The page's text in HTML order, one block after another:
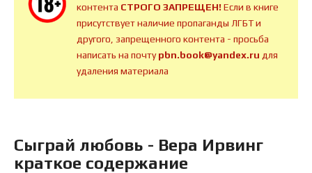
контента СТРОГО ЗАПРЕЩЕН!Если в книге
присутствует наличие пропаганды ЛГБТ и
другого, запрещенного контента - просьба
написать на почтуpbn.book@yandex.ru для
удаления материала
Сыграй любовь - Вера Ирвинг
краткое содержание